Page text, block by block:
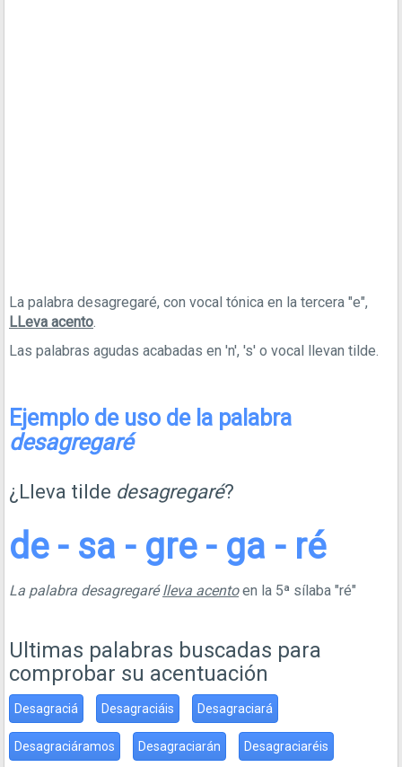
La palabra desagregaré, con vocal tónica en la tercera "e",
LLeva acento.
Las palabras agudas acabadas en 'n', 's' o vocal llevan tilde.
Ejemplo de uso de la palabra
desagregaré
¿Lleva tilde desagregaré?
de - sa - gre - ga - ré
La palabra desagregarélleva acentoen la 5ª sílaba "ré"
Ultimas palabras buscadas para
comprobar su acentuación
Desagraciá Desagraciáis Desagraciará
Desagraciáramos Desagraciarán Desagraciaréis